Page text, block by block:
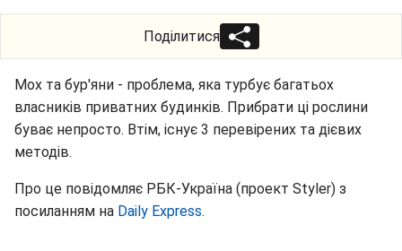
Поділитися
Мох та бур'яни - проблема, яка турбує багатьох
власників приватних будинків. Прибрати ці рослини
буває непросто. Втім, існує 3 перевірених та дієвих
методів.
Про це повідомляє РБК-Україна (проект Styler) з
посиланням на Daily Express.